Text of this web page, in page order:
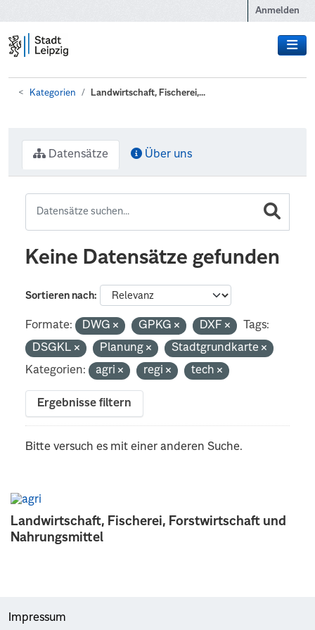
Anmelden
Kategorien Landwirtschaft, Fischerei,...
Landwirtschaft, Fischerei, Forstwirtschaft und
Nahrungsmittel
Datensätze Über uns
Keine Datensätze gefunden
Sortieren nach
Formate: DWG GPKG DXF
Tags:
DSGKL
Planung
Stadtgrundkarte
Kategorien:
agri regi tech
Ergebnisse filtern
Bitte versuch es mit einer anderen Suche.
Impressum